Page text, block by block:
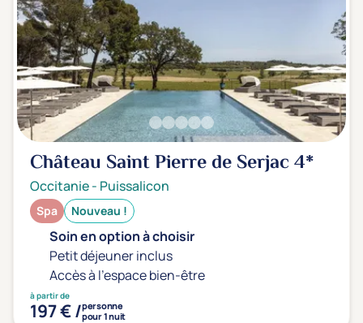
Château Saint Pierre de Serjac4*
Occitanie- Puissalicon
Spa Nouveau !
Soin en option à choisir
Petit déjeuner inclus
Accès à l'espace bien-être
à partir de
197 € /personne
pour 1 nuit